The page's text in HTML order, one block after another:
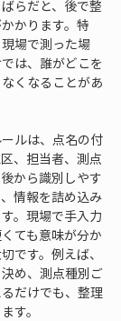
らだと、後で整
かります。特
場で測った場
は、誰がどこを
くなることがあ
ルは、点名の付
、担当者、測点
から識別しやす
情報を詰め込み
。現場で手入力
ても意味が分か
です。例えば、
め、測点種別ご
だけでも、整理
す。